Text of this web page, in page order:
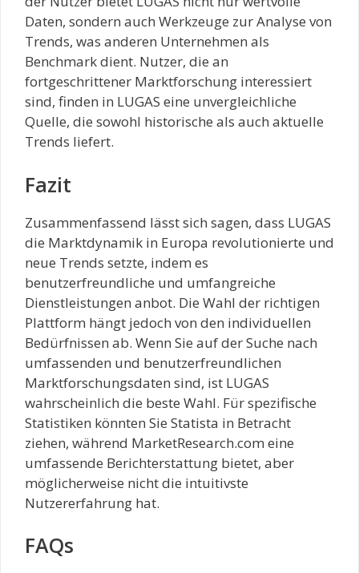
Daten, sondern auch Werkzeuge zur Analyse von
Trends, was anderen Unternehmen als
Benchmark dient. Nutzer, die an
fortgeschrittener Marktforschung interessiert
sind, finden in LUGAS eine unvergleichliche
Quelle, die sowohl historische als auch aktuelle
Trends liefert.
Fazit
Zusammenfassend lässt sich sagen, dass LUGAS
die Marktdynamik in Europa revolutionierte und
neue Trends setzte, indem es
benutzerfreundliche und umfangreiche
Dienstleistungen anbot. Die Wahl der richtigen
Plattform hängt jedoch von den individuellen
Bedürfnissen ab. Wenn Sie auf der Suche nach
umfassenden und benutzerfreundlichen
Marktforschungsdaten sind, ist LUGAS
wahrscheinlich die beste Wahl. Für spezifische
Statistiken könnten Sie Statista in Betracht
ziehen, während MarketResearch.com eine
umfassende Berichterstattung bietet, aber
möglicherweise nicht die intuitivste
Nutzererfahrung hat.
FAQs